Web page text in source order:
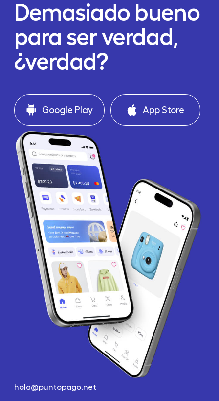
Demasiado bueno
para ser verdad,
¿verdad?
Google Play App Store
hola@puntopago.net